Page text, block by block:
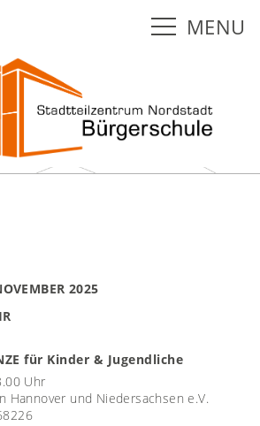
2025
für Kinder & Jugendliche
Uhr
Hannover und Niedersachsen e.V.
MENU